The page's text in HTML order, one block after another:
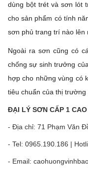
dùng bột trét và sơn lót
cho sản phẩm có tính
sơn phủ trang trí nào lên
Ngoài ra sơn cũng có
chống sự sinh trưởng
hợp cho những vùng có
tiêu chuẩn của thị
ĐẠI LÝ SƠN CẤP 1
- Địa chỉ: 71 Phạm Văn
- Tel: 0965.190.186 |
- Email: